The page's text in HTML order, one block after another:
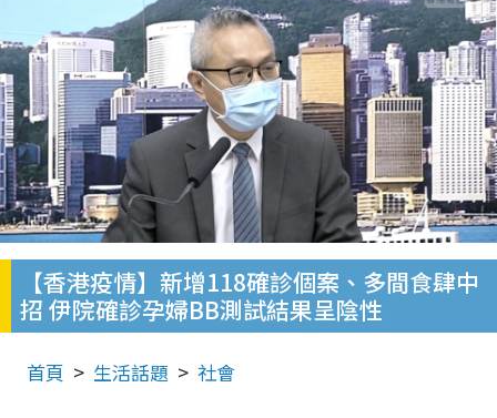
【香港疫情】新增118確診個案、多間食肆中
招 伊院確診孕婦BB測試結果呈陰性
首頁 生活話題 社會